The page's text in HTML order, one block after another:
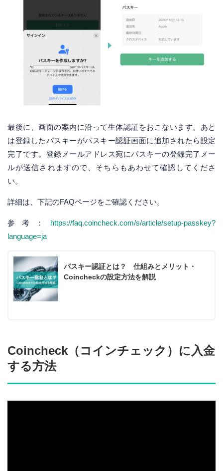
最後に、画面の案内に沿って生体認証をおこないます。あと
は登録したパスキーがパスキー認証画面に追加されたら設定
完了です。登録メールアドレス宛にパスキーの登録完了メー
ルが送信されますので、そちらもあわせて確認してくださ
い。
詳細は、下記のFAQページをご確認ください。
参考： https://faq.coincheck.com/s/article/setup-passkey?
language=ja
パスキー認証とは？ 仕組みとメリット・
Coincheckの設定方法を解説
Coincheck（コインチェック）に入金
する方法